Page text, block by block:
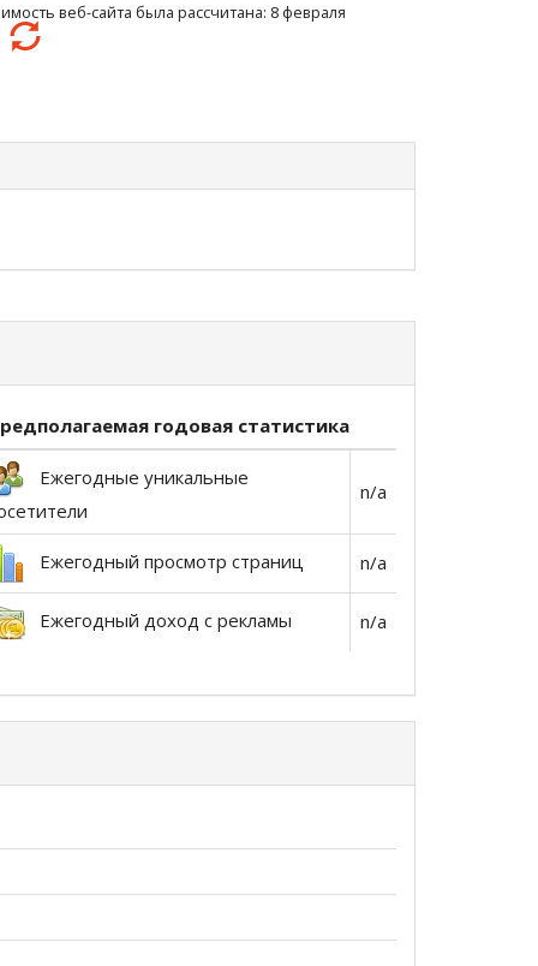
веб-сайта была рассчитана: 8 февраля
годовая статистика
Ежегодные уникальные
n/a
Ежегодный просмотр страниц n/a
Ежегодный доход с рекламы n/a